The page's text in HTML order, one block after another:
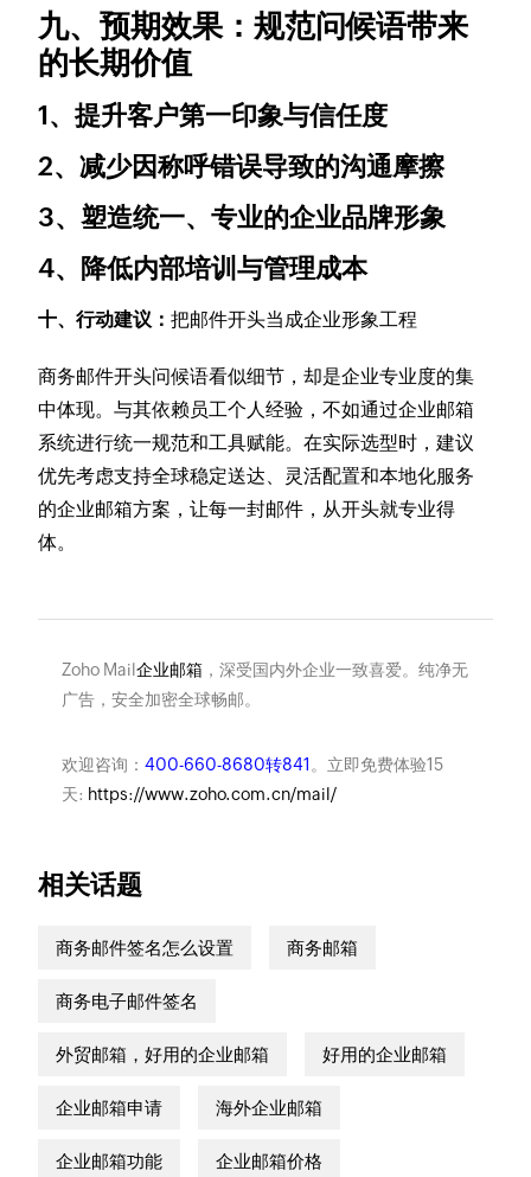
九、预期效果：规范问候语带来
的长期价值
1、提升客户第一印象与信任度
2、减少因称呼错误导致的沟通摩擦
3、塑造统一、专业的企业品牌形象
4、降低内部培训与管理成本
十、行动建议：把邮件开头当成企业形象工程
商务邮件开头问候语看似细节，却是企业专业度的集
中体现。与其依赖员工个人经验，不如通过企业邮箱
系统进行统一规范和工具赋能。在实际选型时，建议
优先考虑支持全球稳定送达、灵活配置和本地化服务
的企业邮箱方案，让每一封邮件，从开头就专业得
体。
Zoho Mail企业邮箱，深受国内外企业一致喜爱。纯净无
广告，安全加密全球畅邮。
欢迎咨询： 400-660-8680转841 。立即免费体验15
天: https://www.zoho.com.cn/mail/
相关话题
商务邮件签名怎么设置 商务邮箱
商务电子邮件签名
外贸邮箱，好用的企业邮箱 好用的企业邮箱
企业邮箱申请 海外企业邮箱
企业邮箱功能 企业邮箱价格